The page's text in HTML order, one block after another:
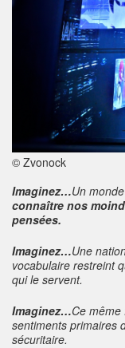
© Zvonock
Imaginez…Un
connaître nos
pensées.
Imaginez…Une
vocabulaire restreint
qui le servent.
Imaginez…Ce
sentiments primaires
sécuritaire.